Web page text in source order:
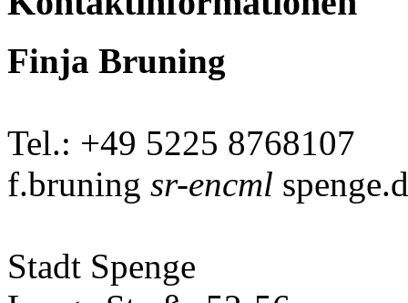
Finja Bruning
Tel.: +49 5225 8768107
f.bruning sr-encml
Stadt Spenge